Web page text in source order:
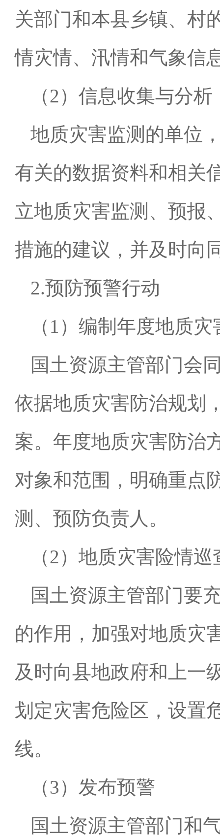
关部门和本县乡镇、村
情灾情、汛情和气象信
（2）信息收集与分析
地质灾害监测的单位
有关的数据资料和相关
立地质灾害监测、预报
措施的建议，并及时向
2.预防预警行动
（ 1 ）编制年度地质灾
国土资源主管部门会
依据地质灾害防治规划
案。年度地质灾害防治
对象和范围，明确重点
测、预防负责人。
（2）地质灾害险情巡
国土资源主管部门要
的作用，加强对地质灾
及时向县地政府和上一
划定灾害危险区，设置
线。
（3）发布预警
国土资源主管部门和